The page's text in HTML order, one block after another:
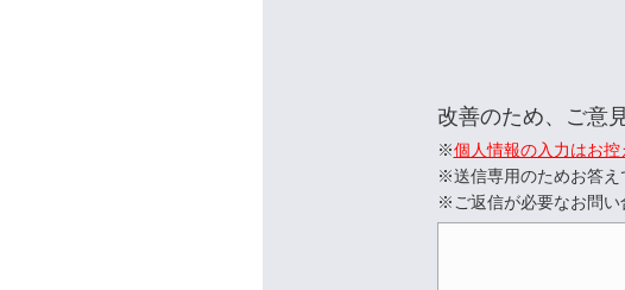
改善のため、ご意
※個人情報の入力はお控
※送信専用のためお答え
※ご返信が必要なお問い